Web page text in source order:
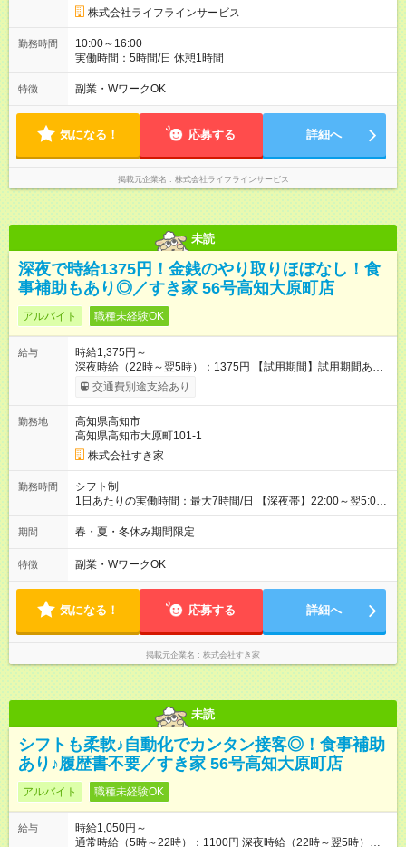
株式会社ライフラインサービス
勤務時間
10:00～16:00
実働時間：5時間/日 休憩1時間
特徴 副業・WワークOK
気になる！ 応募する 詳細へ
掲載元企業名 株式会社ライフラインサービス
未読
深夜で時給1375円！金銭のやり取りほぼなし！食
事補助もあり◎／すき家 56号高知大原町店
アルバイト 職種未経験OK
給与
時給1,375円～
深夜時給（22時～翌5時）：1375円 【試用期間】試用期間あり
試用期間の長さ：1ヶ月 雇用形態、給与は本採用時と同じです。
試用期間の実態は30日（※条件変更なし）ですが、切り上げで
同時給）
交通費別途支給あり
勤務地
高知県高知市
高知県高知市大原町101-1
株式会社すき家
勤務時間
シフト制
1日あたりの実働時間：最大7時間/日 【深夜帯】22:00～翌5:00
週2日～・1日2h～OK◎ ※22:00から翌5:00までは18歳以上の方
のみ勤務可能です（18歳未満の深夜業務禁止のため） ★深夜で
す。 必ず、2名以上での勤務を行いますので、安心して働けま
す。
期間 春・夏・冬休み期間限定
特徴 副業・WワークOK
気になる！ 応募する 詳細へ
掲載元企業名 株式会社すき家
未読
シフトも柔軟♪自動化でカンタン接客◎！食事補助
あり♪履歴書不要／すき家 56号高知大原町店
アルバイト 職種未経験OK
給与
時給1,050円～
通常時給（5時～22時）：1100円 深夜時給（22時～翌5時）：